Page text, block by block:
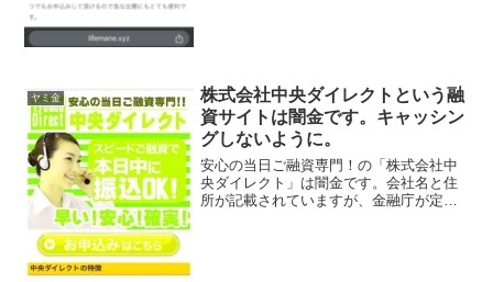
ヤミ金
株式会社中央ダイレクトという融
資サイトは闇金です。キャッシン
グしないように。
安心の当日ご融資専門！の「株式会社中
央ダイレクト」は闇金です。会社名と住
所が記載されていますが、金融庁が定め